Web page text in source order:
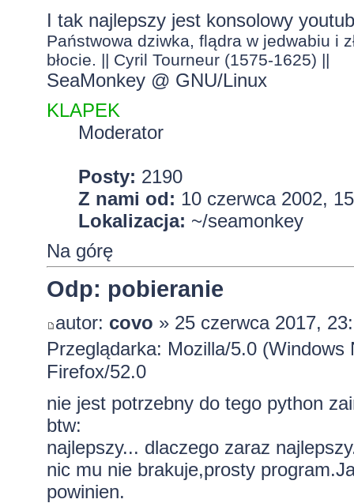
I tak najlepszy jest konsolowy
Państwowa dziwka, flądra w jedwabiu i
błocie. || Cyril Tourneur (1575-1625) ||
SeaMonkey @ GNU/Linux
KLAPEK
Moderator
Posty: 2190
Z nami od: 10 czerwca 2002,
Lokalizacja: ~/seamonkey
Na górę
Odp: pobieranie
autor: covo » 25 czerwca 2017,
Przeglądarka: Mozilla/5.0
Firefox/52.0
nie jest potrzebny do tego python
btw:
najlepszy... dlaczego zaraz
nic mu nie brakuje,prosty
powinien.